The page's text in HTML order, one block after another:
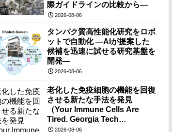
際ガイドラインの比較から―
2026-08-06
タンパク質高性能化研究をロボ
ットで自動化 ―AIが提案した
候補を迅速に試せる研究基盤を
開発―
2026-08-06
老化した免疫細胞の機能を回復
させる新たな手法を発見
（Your Immune Cells Are
Tired. Georgia Tech
Researchers Found a Way to
2026-08-06